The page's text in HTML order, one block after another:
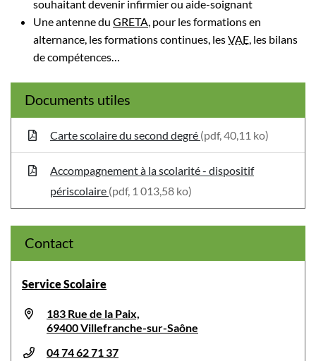
souhaitant devenir infirmier ou aide-soignant
Une antenne du GRETA, pour les formations en
alternance, les formations continues, lesVAE, les bilans
de compétences…
Documents utiles
Carte scolaire du second degré (pdf, 40,11 ko)
Accompagnement à la scolarité - dispositif
périscolaire (pdf, 1 013,58 ko)
Contact
Service Scolaire
183 Rue de la Paix,
69400 Villefranche-sur-Saône
04 74 62 71 37